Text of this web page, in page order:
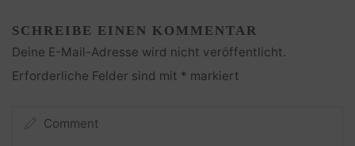
SCHREIBE EINEN KOMMENTAR
Deine E-Mail-Adresse wird nicht veröffentlicht.
Erforderliche Felder sind mit * markiert